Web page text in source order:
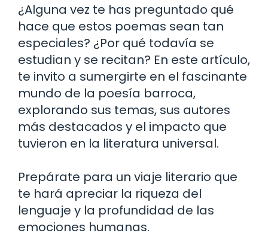
¿Alguna vez te has preguntado qué
hace que estos poemas sean tan
especiales? ¿Por qué todavía se
estudian y se recitan? En este artículo,
te invito a sumergirte en el fascinante
mundo de la poesía barroca,
explorando sus temas, sus autores
más destacados y el impacto que
tuvieron en la literatura universal.
Prepárate para un viaje literario que
te hará apreciar la riqueza del
lenguaje y la profundidad de las
emociones humanas.